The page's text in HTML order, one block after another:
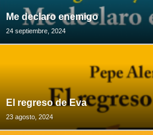
Me declaro enemigo
24 septiembre, 2024
El regreso de Eva
23 agosto, 2024